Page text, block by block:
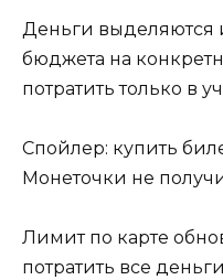
Деньги выделяются
бюджета на
потратить только в
Спойлер: купить
Монеточки не
Лимит по карте
потратить все